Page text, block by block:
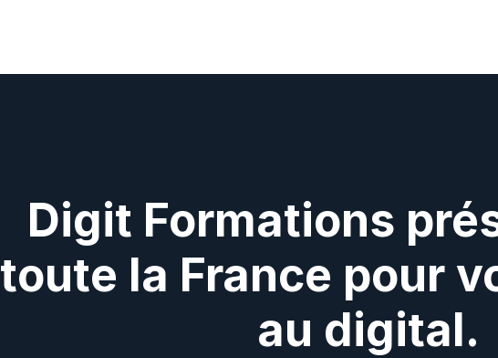
Digit Formations
toute la France pour
au digital.